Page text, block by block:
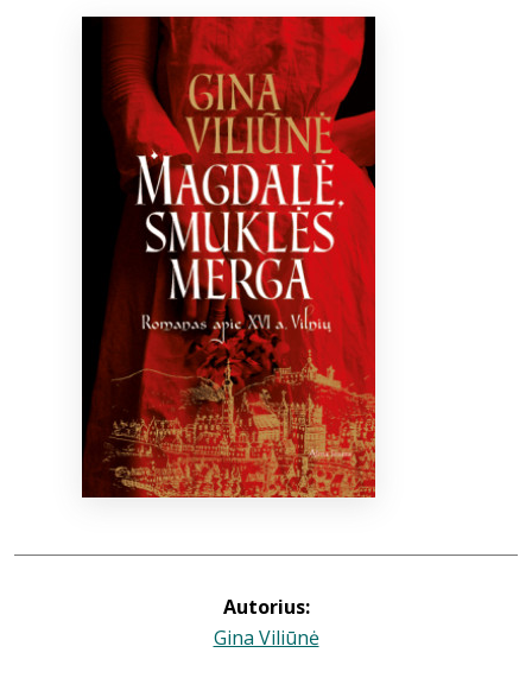
Bibliotekoms
+370 667 80 541
Autorius:
Gina Viliūnė